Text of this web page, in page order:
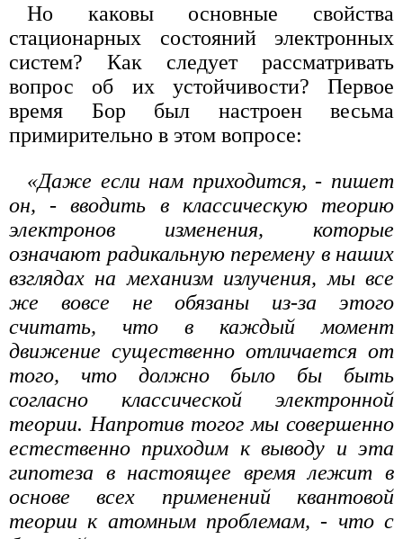
Но каковы основные свойства
стационарных состояний электронных
систем? Как следует рассматривать
вопрос об их устойчивости? Первое
время Бор был настроен весьма
примирительно в этом вопросе:
«Даже если нам приходится, - пишет
он, - вводить в классическую теорию
электронов изменения, которые
означают радикальную перемену в наших
взглядах на механизм излучения, мы все
же вовсе не обязаны из-за этого
считать, что в каждый момент
движение существенно отличается от
того, что должно было бы быть
согласно классической электронной
теории. Напротив тогог мы совершенно
естественно приходим к выводу и эта
гипотеза в настоящее время лежит в
основе всех применений квантовой
теории к атомным проблемам, - что с